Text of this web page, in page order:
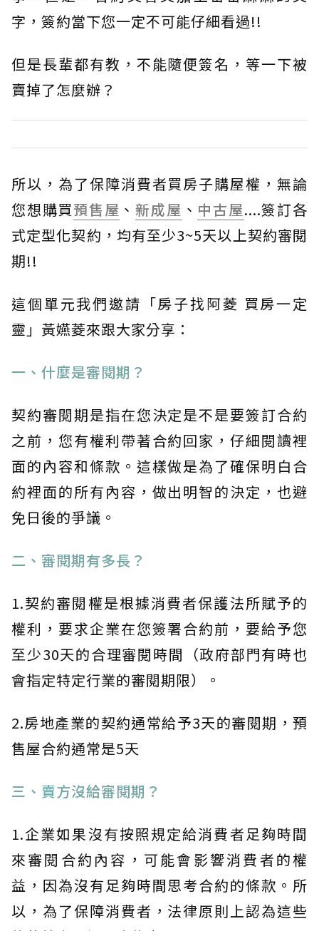
字，簽約當下您一定不可能仔細看過!!
但是長輩都有教，不能隨便簽名，等一下被
賣掉了怎麼辦？
所以，為了保障消費者買房子購屋權，無論
您想購買預售屋 、 新成屋 、 中古屋....簽訂各
式定型化契約，均有至少3~5天以上契約審閱
期!!
這個單元我們邀請「房子找阿菱 買房一定
靈」黃嬿菱來跟大家分享：
一、什麼是審閱期？
契約審閱期是指在您決定是不是要簽訂合約
之前，您有權利帶著合約回家，仔細閱讀裡
面的內容和條款。這樣做是為了確保明白合
約裡面的所有內容，做出明智的決定，也避
免日後的爭議。
二、審閱期有多長？
1.契約審閱權是根據消費者保護法所賦予的
權利，要求企業在您簽署合約前，要給予您
至少30天的合理審閱時間（政府部門有時也
會指定特定行業的審閱期限）。
2.房地產業的契約通常給予3天的審閱期，預
售屋合約通常是5天
三、賣方沒給審閱期？
1.企業如果沒有按照規定給消費者足夠時間
來審閱合約內容，可能會影響消費者的權
益，因為沒有足夠時間思考合約的條款。所
以，為了保障消費者，法律原則上認為這些